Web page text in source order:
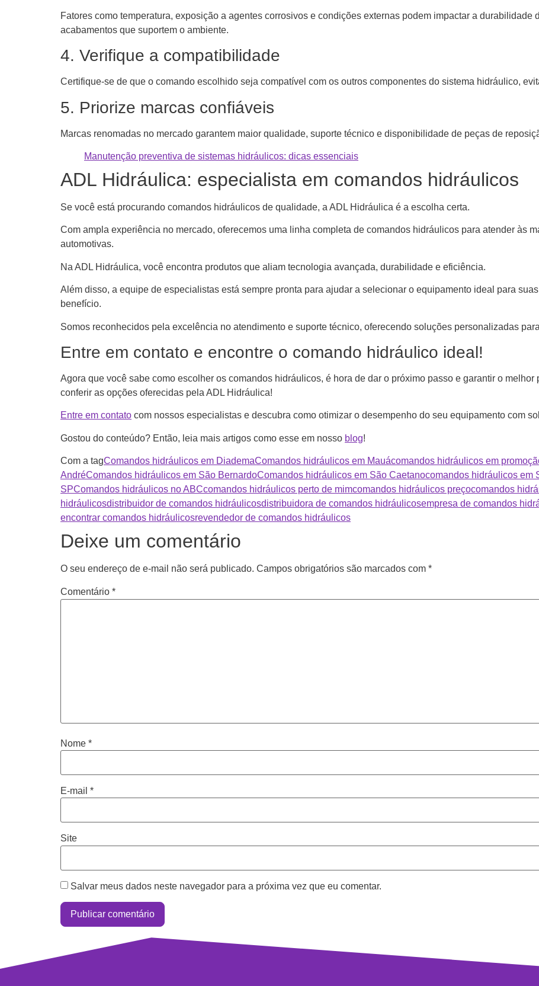
Fatores como temperatura, exposição a agentes corrosivos e condições externas podem impactar a durabilidade
acabamentos que suportem o ambiente.
4. Verifique a compatibilidade
Certifique-se de que o comando escolhido seja compatível com os outros componentes do sistema hidráulico,
5. Priorize marcas confiáveis
Marcas renomadas no mercado garantem maior qualidade, suporte técnico e disponibilidade de peças de
Manutenção preventiva de sistemas hidráulicos: dicas essenciais
ADL Hidráulica: especialista em comandos hidráulicos
Se você está procurando comandos hidráulicos de qualidade, a ADL Hidráulica é a escolha certa.
Com ampla experiência no mercado, oferecemos uma linha completa de comandos hidráulicos para atender às
automotivas.
Na ADL Hidráulica, você encontra produtos que aliam tecnologia avançada, durabilidade e eficiência.
Além disso, a equipe de especialistas está sempre pronta para ajudar a selecionar o equipamento ideal para
benefício.
Somos reconhecidos pela excelência no atendimento e suporte técnico, oferecendo soluções personalizadas
Entre em contato e encontre o comando hidráulico ideal!
Agora que você sabe como escolher os comandos hidráulicos, é hora de dar o próximo passo e garantir o
conferir as opções oferecidas pela ADL Hidráulica!
Entre em contato com nossos especialistas e descubra como otimizar o desempenho do seu equipamento com
Gostou do conteúdo? Então, leia mais artigos como esse em nosso blog!
Com a tagComandos hidráulicos em DiademaComandos hidráulicos em Mauácomandos hidráulicos em
AndréComandos hidráulicos em São BernardoComandos hidráulicos em São Caetanocomandos hidráulicos em
SPComandos hidráulicos no ABCcomandos hidráulicos perto de mimcomandos hidráulicos preçocomandos
hidráulicosdistribuidor de comandos hidráulicosdistribuidora de comandos hidráulicosempresa de comandos
encontrar comandos hidráulicosrevendedor de comandos hidráulicos
Deixe um comentário
O seu endereço de e-mail não será publicado. Campos obrigatórios são marcados com *
Comentário *
Nome *
E-mail *
Site
Salvar meus dados neste navegador para a próxima vez que eu comentar.